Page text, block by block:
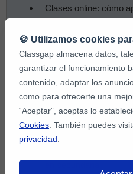
Clases online: cómo
Cómo son las clases
secundaria
Cómo elegir profesor
secundaria
Cómo aprobar un
clases online
🍪 Utilizamos cookies
Classgap almacena datos,
garantizar el funcionamiento
contenido, adaptar los
como para ofrecerte una
“Aceptar”, aceptas lo
Cookies . También puedes
privacidad